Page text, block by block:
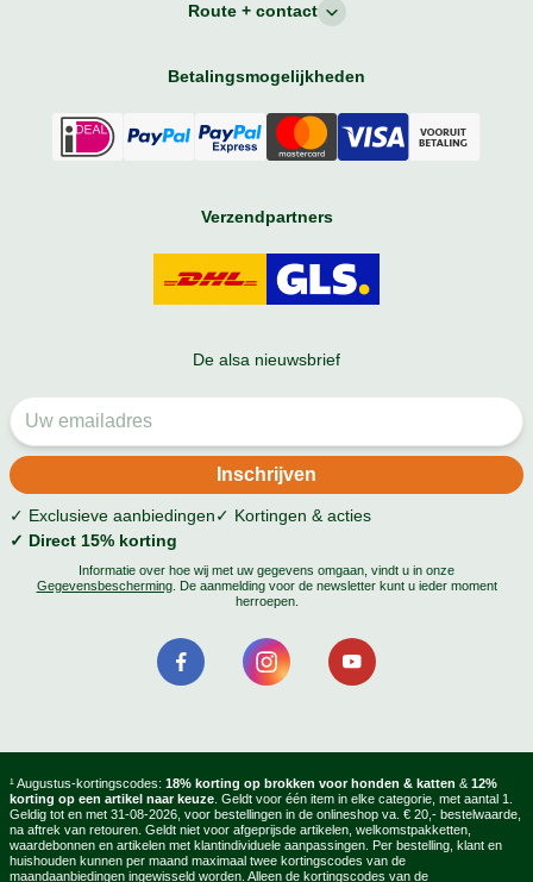
Route + contact
Betalingsmogelijkheden
Verzendpartners
De alsa nieuwsbrief
✓ Exclusieve aanbiedingen✓ Kortingen & acties
✓ Direct 15% korting
Informatie over hoe wij met uw gegevens omgaan, vindt u in onze
Gegevensbescherming. De aanmelding voor de newsletter kunt u ieder moment
herroepen.
¹ Augustus-kortingscodes: 18% korting op brokken voor honden & katten &12%
korting op een artikel naar keuze. Geldt voor één item in elke categorie, met aantal 1.
Geldig tot en met 31-08-2026, voor bestellingen in de onlineshop va. € 20,- bestelwaarde,
na aftrek van retouren. Geldt niet voor afgeprijsde artikelen, welkomstpakketten,
waardebonnen en artikelen met klantindividuele aanpassingen. Per bestelling, klant en
huishouden kunnen per maand maximaal twee kortingscodes van de
maandaanbiedingen ingewisseld worden. Alleen de kortingscodes van de